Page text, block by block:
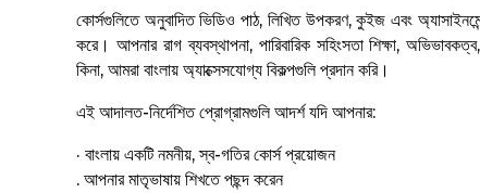
কোর্সগুলিতে অনুবাদিত ভিডিও পাঠ, লিখিত উপকরণ, কুইজ এবং
করে। আপনার রাগ ব্যবস্থাপনা, পারিবারিক সহিংসতা শিক্ষা,
কিনা, আমরা বাংলায় অ্যাক্সেসযোগ্য বিকল্পগুলি প্রদান করি।
এই আদালত-নির্দেশিত প্রোগ্রামগুলি আদর্শ যদি আপনার:
· বাংলায় একটি নমনীয়, স্ব-গতির কোর্স প্রয়োজন
. আপনার মাতৃভাষায় শিখতে পছন্দ করেন